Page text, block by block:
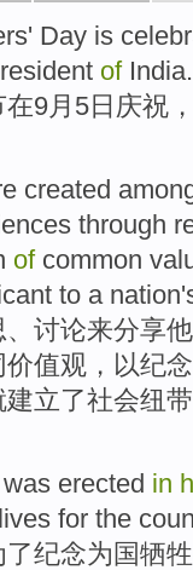
Day is
of India.
9月5日庆祝
created
through
ofcommon
to a
讨论来分享
值观，以纪
立了社会纽
was erected in
for the
了纪念为国牺牲